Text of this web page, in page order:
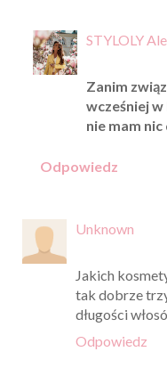
STYLOLY
Zanim
wcześniej
nie mam
Odpowiedz
Unknown
Jakich
tak dobrze
długości
Odpowiedz